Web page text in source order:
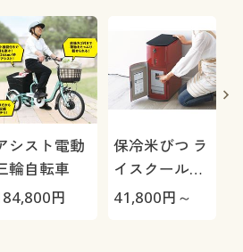
シスト電動
輪自転車
円
保冷米びつ ラ
イスクール
HRC-
41,800円～